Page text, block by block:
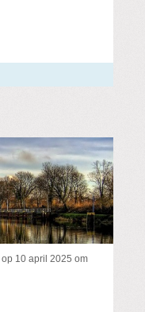
op 10 april 2025 om